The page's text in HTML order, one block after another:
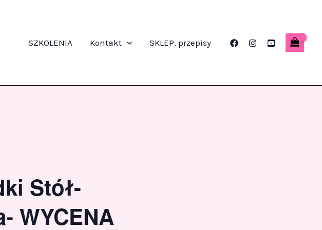
SZKOLENIA Kontakt SKLEP, przepisy
Stół-
WYCENA